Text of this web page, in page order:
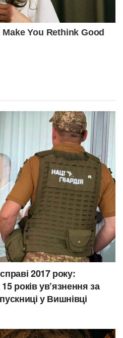
2017 року:
років ув’язнення за
у Вишнівці